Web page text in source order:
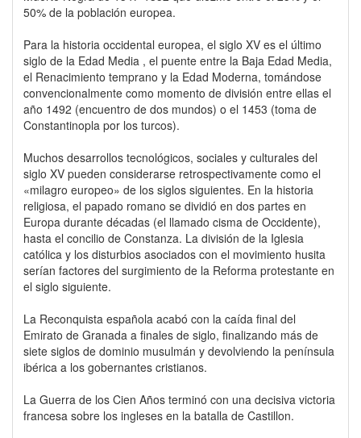
50% de la población europea.
Para la historia occidental europea, el siglo XV es el último
siglo de la Edad Media , el puente entre la Baja Edad Media,
el Renacimiento temprano y la Edad Moderna, tomándose
convencionalmente como momento de división entre ellas el
año 1492 (encuentro de dos mundos) o el 1453 (toma de
Constantinopla por los turcos).
Muchos desarrollos tecnológicos, sociales y culturales del
siglo XV pueden considerarse retrospectivamente como el
«milagro europeo» de los siglos siguientes. En la historia
religiosa, el papado romano se dividió en dos partes en
Europa durante décadas (el llamado cisma de Occidente),
hasta el concilio de Constanza. La división de la Iglesia
católica y los disturbios asociados con el movimiento husita
serían factores del surgimiento de la Reforma protestante en
el siglo siguiente.
La Reconquista española acabó con la caída final del
Emirato de Granada a finales de siglo, finalizando más de
siete siglos de dominio musulmán y devolviendo la península
ibérica a los gobernantes cristianos.
La Guerra de los Cien Años terminó con una decisiva victoria
francesa sobre los ingleses en la batalla de Castillon.